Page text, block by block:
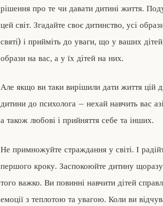
рішення про те чи давати дитині життя.
цей світ. Згадайте своє дитинство, усі
святі) і прийміть до уваги, що у ваших
образи на вас, а у їх дітей на них.
Але якщо ви таки вирішили дати життя цій
дитини до психолога – нехай навчить вас
а також любові і прийняття себе та інших.
Не примножуйте страждання у світі. І
першого кроку. Заспокоюйте дитину щоразу
того важко. Ви повинні навчити дітей
емоції з теплотою та увагою. Коли ви